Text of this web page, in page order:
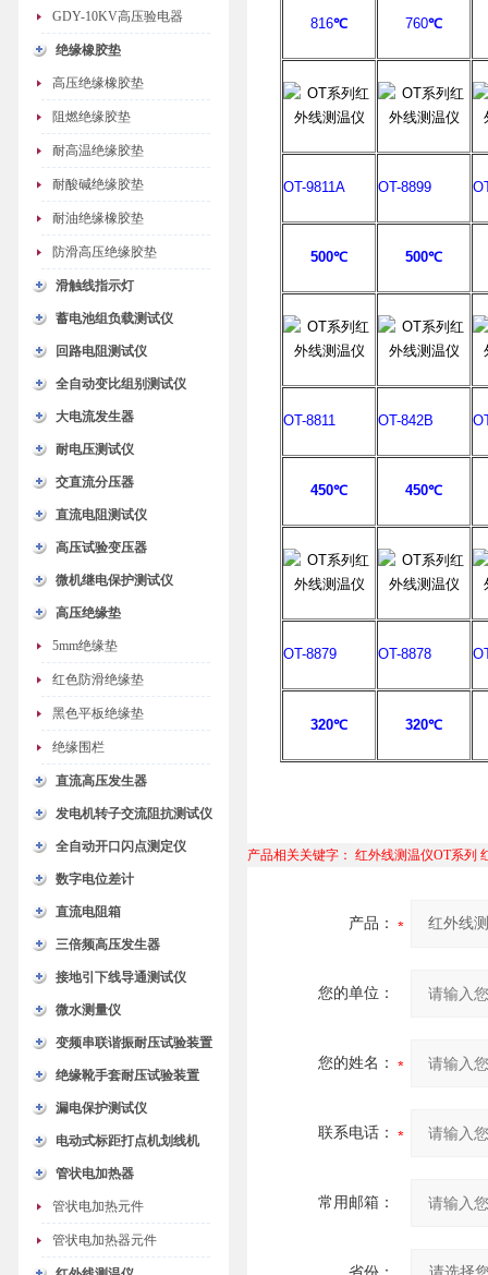
GDY-10KV高压验电器
绝缘橡胶垫
高压绝缘橡胶垫
阻燃绝缘胶垫
耐高温绝缘胶垫
耐酸碱绝缘胶垫
耐油绝缘橡胶垫
防滑高压绝缘胶垫
滑触线指示灯
蓄电池组负载测试仪
回路电阻测试仪
全自动变比组别测试仪
大电流发生器
耐电压测试仪
交直流分压器
直流电阻测试仪
高压试验变压器
微机继电保护测试仪
高压绝缘垫
5mm绝缘垫
红色防滑绝缘垫
黑色平板绝缘垫
绝缘围栏
直流高压发生器
发电机转子交流阻抗测试仪
全自动开口闪点测定仪
数字电位差计
直流电阻箱
三倍频高压发生器
接地引下线导通测试仪
微水测量仪
变频串联谐振耐压试验装置
绝缘靴手套耐压试验装置
漏电保护测试仪
电动式标距打点机划线机
管状电加热器
管状电加热元件
管状电加热器元件
816℃ 760℃
OT-9811A OT-8899
500℃ 500℃
OT-8811 OT-842B
450℃ 450℃
OT-8879 OT-8878
320℃ 320℃
产品相关关键字： 红外线测温仪OT系列
产品：
您的单位：
您的姓名：
联系电话：
常用邮箱：